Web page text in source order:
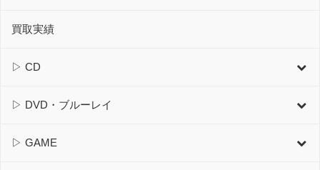
買取実績
▷ CD
▷ DVD・ブルーレイ
▷ GAME